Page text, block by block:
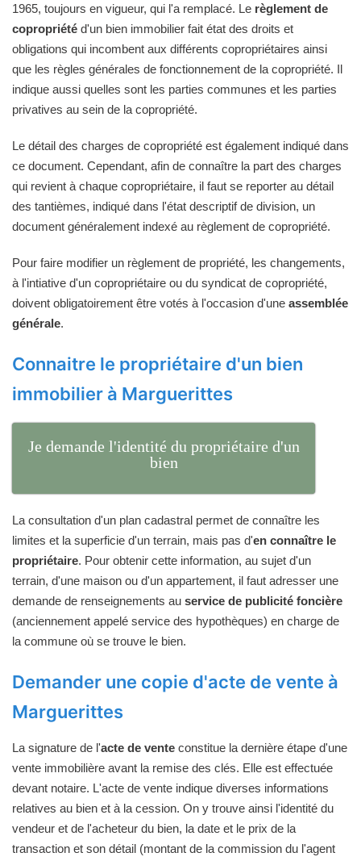
1965, toujours en vigueur, qui l'a remplacé. Le règlement de
copropriété d'un bien immobilier fait état des droits et
obligations qui incombent aux différents copropriétaires ainsi
que les règles générales de fonctionnement de la copropriété. Il
indique aussi quelles sont les parties communes et les parties
privatives au sein de la copropriété.
Le détail des charges de copropriété est également indiqué dans
ce document. Cependant, afin de connaître la part des charges
qui revient à chaque copropriétaire, il faut se reporter au détail
des tantièmes, indiqué dans l'état descriptif de division, un
document généralement indexé au règlement de copropriété.
Pour faire modifier un règlement de propriété, les changements,
à l'intiative d'un copropriétaire ou du syndicat de copropriété,
doivent obligatoirement être votés à l'occasion d'une assemblée
générale.
Connaitre le propriétaire d'un bien
immobilier à Marguerittes
Je demande l'identité du propriétaire d'un
bien
La consultation d'un plan cadastral permet de connaître les
limites et la superficie d'un terrain, mais pas d'en connaître le
propriétaire. Pour obtenir cette information, au sujet d'un
terrain, d'une maison ou d'un appartement, il faut adresser une
demande de renseignements au service de publicité foncière
(anciennement appelé service des hypothèques) en charge de
la commune où se trouve le bien.
Demander une copie d'acte de vente à
Marguerittes
La signature de l'acte de vente constitue la dernière étape d'une
vente immobilière avant la remise des clés. Elle est effectuée
devant notaire. L'acte de vente indique diverses informations
relatives au bien et à la cession. On y trouve ainsi l'identité du
vendeur et de l'acheteur du bien, la date et le prix de la
transaction et son détail (montant de la commission du l'agent